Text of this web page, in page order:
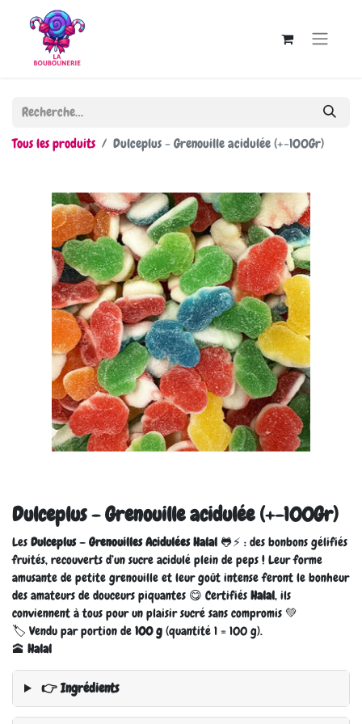
Tous les produits Dulceplus - Grenouille acidulée (+-100Gr)
Dulceplus - Grenouille acidulée (+-100Gr)
Les Dulceplus – Grenouilles Acidulées Halal 🐸⚡ : des bonbons gélifiés
fruités, recouverts d’un sucre acidulé plein de peps ! Leur forme
amusante de petite grenouille et leur goût intense feront le bonheur
des amateurs de douceurs piquantes 😋 Certifiés Halal, ils
conviennent à tous pour un plaisir sucré sans compromis 💚
🏷️ Vendu par portion de 100 g (quantité 1 = 100 g).
🕋 Halal
👉 Ingrédients